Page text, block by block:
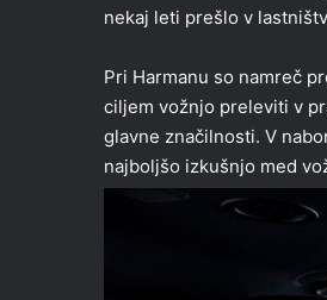
nekaj leti prešlo v
Pri Harmanu so namreč
ciljem vožnjo preleviti v
glavne značilnosti. V
najboljšo izkušnjo med